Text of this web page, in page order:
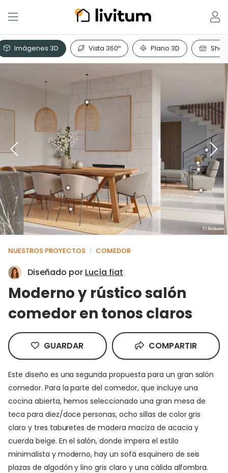
Imágenes 3D Vista 360º Plano 3D
NUESTROS PROYECTOS / COMEDOR
Diseñado por Lucía fiat
Moderno y rústico salón
comedor en tonos claros
GUARDAR COMPARTIR
Este diseño es una segunda propuesta para un gran salón
comedor. Para la parte del comedor, que incluye una
cocina abierta, hemos seleccionado una gran mesa de
teca para diez/doce personas, ocho sillas de color gris
claro y tres taburetes de madera maciza de acacia y
cuerda beige. En el salón, donde impera el estilo
minimalista y moderno, hay un sofá esquinero de seis
plazas de algodón y lino gris claro y una cálida alfombra.